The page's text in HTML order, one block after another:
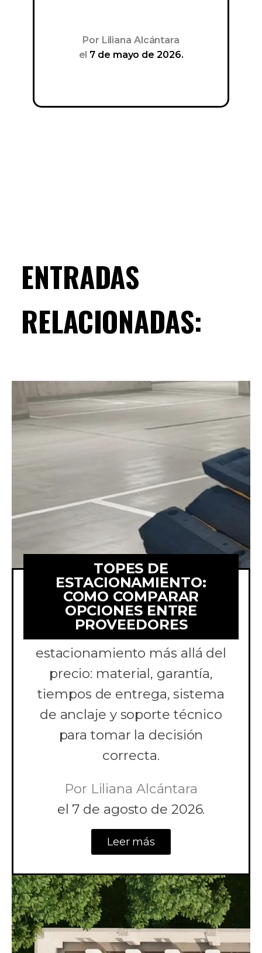
Por Liliana Alcántara
el 7 de mayo de 2026.
ENTRADAS
RELACIONADAS:
TOPES DE
ESTACIONAMIENTO:
COMO COMPARAR
OPCIONES ENTRE
PROVEEDORES
Aprende a comparar
cotizaciones de topes de
estacionamiento más allá del
precio: material, garantía,
tiempos de entrega, sistema
de anclaje y soporte técnico
para tomar la decisión
correcta.
Por Liliana Alcántara
el 7 de agosto de 2026.
Leer más